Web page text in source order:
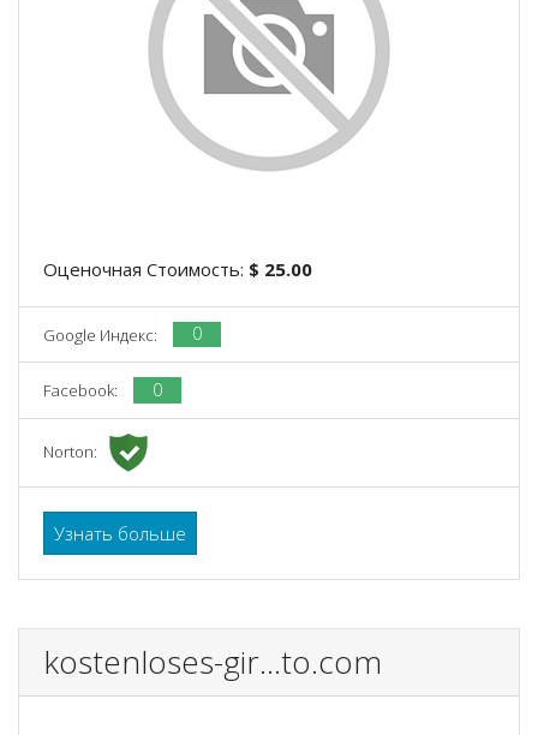
Оценочная Стоимость: $ 25.00
Google Индекс: 0
Facebook: 0
Norton:
Узнать больше
kostenloses-gir...to.com